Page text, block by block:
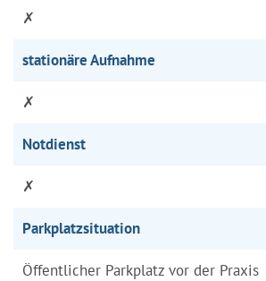
✗
stationäre Aufnahme
✗
Notdienst
✗
Parkplatzsituation
Öffentlicher Parkplatz vor der Praxis